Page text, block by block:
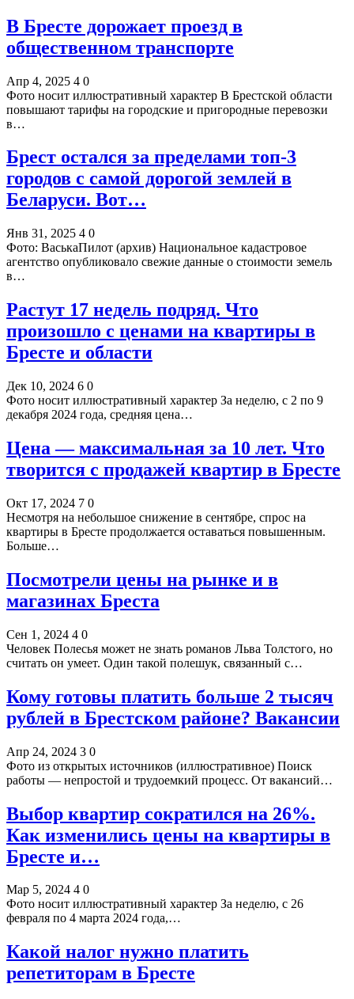
В Бресте дорожает проезд в
общественном транспорте
Апр 4, 2025 4 0
Фото носит иллюстративный характер В Брестской области
повышают тарифы на городские и пригородные перевозки
в…
Брест остался за пределами топ-3
городов с самой дорогой землей в
Беларуси. Вот…
Янв 31, 2025 4 0
Фото: ВаськаПилот (архив) Национальное кадастровое
агентство опубликовало свежие данные о стоимости земель
в…
Растут 17 недель подряд. Что
произошло с ценами на квартиры в
Бресте и области
Дек 10, 2024 6 0
Фото носит иллюстративный характер За неделю, с 2 по 9
декабря 2024 года, средняя цена…
Цена — максимальная за 10 лет. Что
творится с продажей квартир в Бресте
Окт 17, 2024 7 0
Несмотря на небольшое снижение в сентябре, спрос на
квартиры в Бресте продолжается оставаться повышенным.
Больше…
Посмотрели цены на рынке и в
магазинах Бреста
Сен 1, 2024 4 0
Человек Полесья может не знать романов Льва Толстого, но
считать он умеет. Один такой полешук, связанный с…
Кому готовы платить больше 2 тысяч
рублей в Брестском районе? Вакансии
Апр 24, 2024 3 0
Фото из открытых источников (иллюстративное) Поиск
работы — непростой и трудоемкий процесс. От вакансий…
Выбор квартир сократился на 26%.
Как изменились цены на квартиры в
Бресте и…
Мар 5, 2024 4 0
Фото носит иллюстративный характер За неделю, c 26
февраля по 4 марта 2024 года,…
Какой налог нужно платить
репетиторам в Бресте